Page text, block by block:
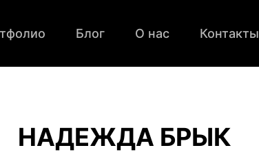
Блог О нас Контакты
НАДЕЖДА БРЫК